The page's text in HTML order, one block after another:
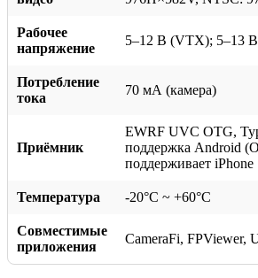
Рабочее
напряжение
5–12 В (VTX); 5–13
Потребление
тока
70 мА (камера)
Приёмник
EWRF UVC OTG,
поддержка Android
поддерживает iPhone
Температура -20°C ~ +60°C
Совместимые
приложения
CameraFi, FPViewer,